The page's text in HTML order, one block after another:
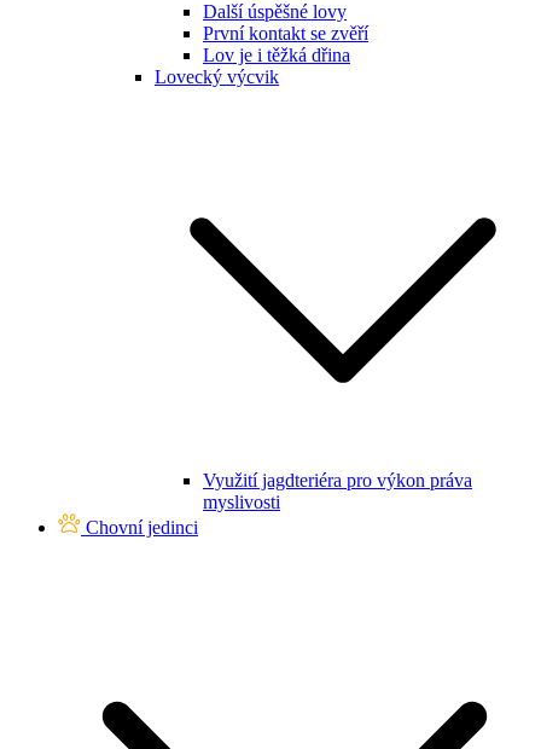
Další úspěšné lovy
První kontakt se zvěří
Lov je i těžká dřina
Lovecký výcvik
Využití jagdteriéra pro výkon práva
myslivosti
Chovní jedinci